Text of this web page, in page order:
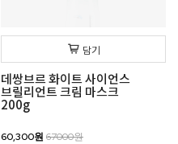
담기
데쌍브르 화이트 사이언스
브릴리언트 크림 마스크
200g
60,300원 67000원